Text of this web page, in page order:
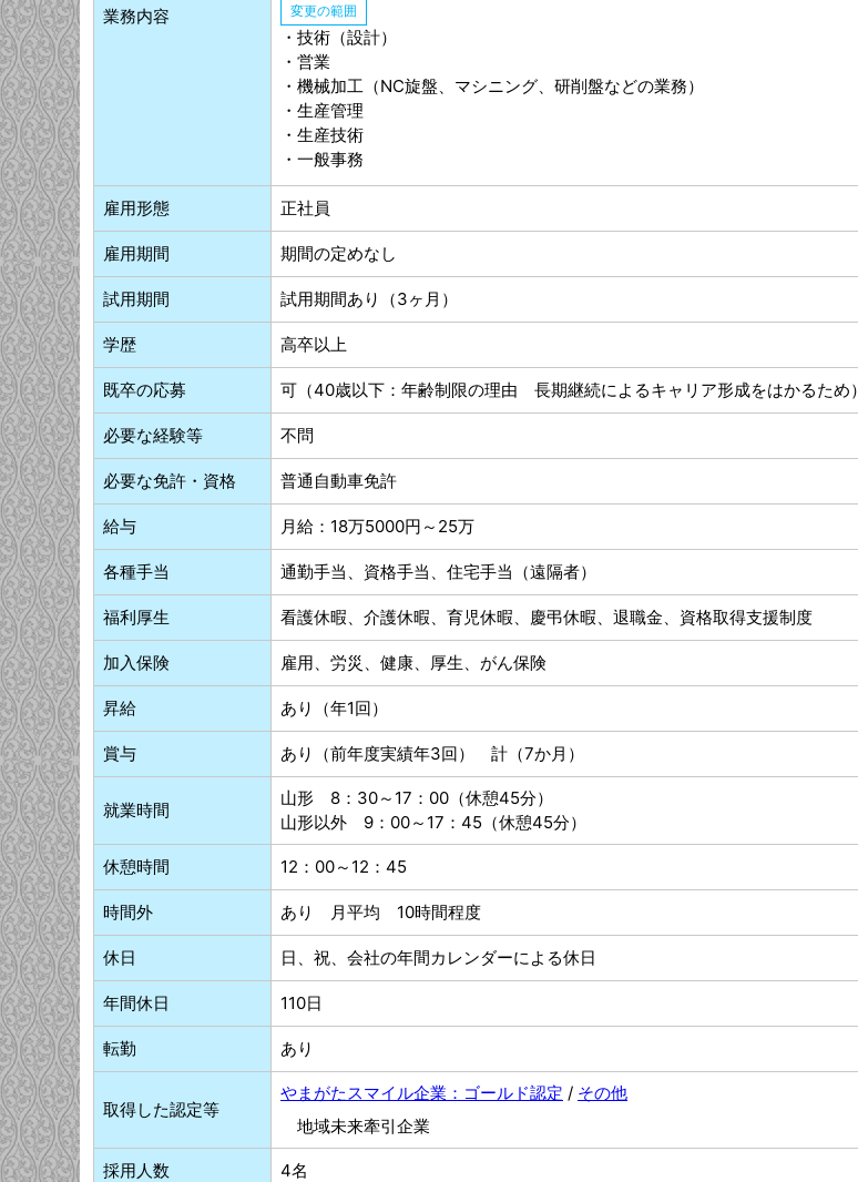
業務内容 変更の範囲
・技術（設計）
・営業
・機械加工（NC旋盤、マシニング、研削盤などの業務）
・生産管理
・生産技術
・一般事務
雇用形態 正社員
雇用期間 期間の定めなし
試用期間 試用期間あり（3ヶ月）
学歴 高卒以上
既卒の応募 可（40歳以下：年齢制限の理由 長期継続によるキャリア形成をはかるため）
必要な経験等 不問
必要な免許・資格 普通自動車免許
給与 月給：18万5000円～25万
各種手当 通勤手当、資格手当、住宅手当（遠隔者）
福利厚生 看護休暇、介護休暇、育児休暇、慶弔休暇、退職金、資格取得支援制度
加入保険 雇用、労災、健康、厚生、がん保険
昇給 あり（年1回）
賞与 あり（前年度実績年3回） 計（7か月）
就業時間
山形 8：30～17：00（休憩45分）
山形以外 9：00～17：45（休憩45分）
休憩時間 12：00～12：45
時間外 あり 月平均 10時間程度
休日 日、祝、会社の年間カレンダーによる休日
年間休日 110日
転勤 あり
取得した認定等
やまがたスマイル企業：ゴールド認定 / その他
地域未来牽引企業
採用人数 4名